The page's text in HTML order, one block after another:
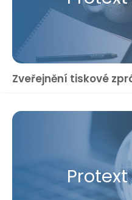
Zveřejnění tiskové